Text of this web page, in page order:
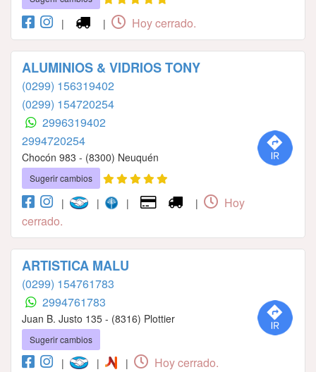
| | Hoy cerrado.
ALUMINIOS & VIDRIOS TONY
(0299) 156319402
(0299) 154720254
2996319402
2994720254
Chocón 983 - (8300) Neuquén
Sugerir cambios
| | | |
Hoy
cerrado.
ARTISTICA MALU
(0299) 154761783
2994761783
Juan B. Justo 135 - (8316) Plottier
Sugerir cambios
| | | Hoy cerrado.